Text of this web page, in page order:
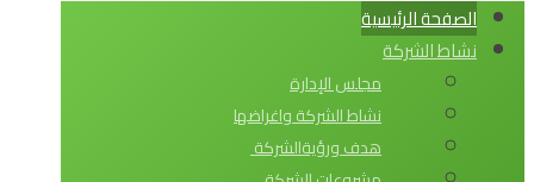
الصفحة الرئيسية
نشاط الشركة
مجلس الإدارة
نشاط الشركة واغراضها
هدف ورؤيةالشركة